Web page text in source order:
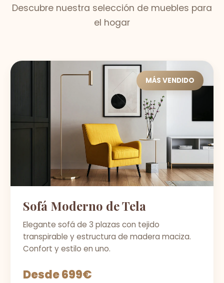
Descubre nuestra selección de muebles para
el hogar
MÁS VENDIDO
Sofá Moderno de Tela
Elegante sofá de 3 plazas con tejido
transpirable y estructura de madera maciza.
Confort y estilo en uno.
Desde 699€